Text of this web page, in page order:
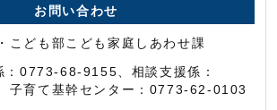
お問い合わせ
こども部こども家庭しあわせ課
：0773-68-9155、相談支援係：
子育て基幹センター：0773-62-0103